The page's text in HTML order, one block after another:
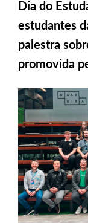
Dia do
estudantes
palestra
promovida